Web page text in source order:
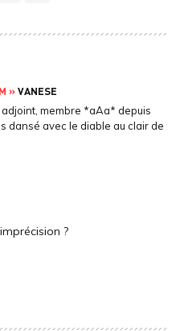
»VANESE
membre *aAa* depuis
dansé avec le diable au clair de
?